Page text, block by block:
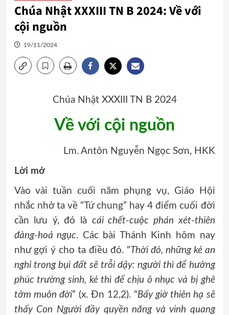
Chúa Nhật XXXIII TN B 2024: Về với
cội nguồn
19/11/2024
Chúa Nhật XXXIII TN B 2024
Về với cội nguồn
Lm. Antôn Nguyễn Ngọc Sơn, HKK
Lời mở
Vào vài tuần cuối năm phụng vụ, Giáo Hội
nhắc nhở ta về “Tứ chung” hay 4 điểm cuối đời
cần lưu ý, đó là cái chết-cuộc phán xét-thiên
đàng-hoả ngục. Các bài Thánh Kinh hôm nay
như gợi ý cho ta điều đó. “Thời đó, những kẻ an
nghỉ trong bụi đất sẽ trỗi dậy: người thì để hưởng
phúc trường sinh, kẻ thì để chịu ô nhục và bị ghê
tởm muôn đời” (x. Đn 12,2). “Bấy giờ thiên hạ sẽ
thấy Con Người đầy quyền năng và vinh quang